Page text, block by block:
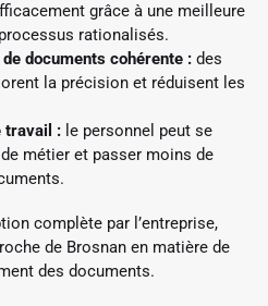
grâce à une meilleure
rationalisés.
documents cohérente :des
la précision et réduisent les
travail :le personnel peut se
métier et passer moins de
complète par l’entreprise,
de Brosnan en matière de
des documents.